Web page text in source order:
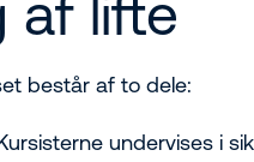
af lifte
består af to dele:
undervises i